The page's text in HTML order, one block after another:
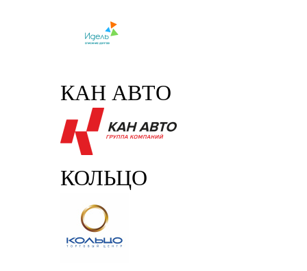
КАН АВТО
КОЛЬЦО